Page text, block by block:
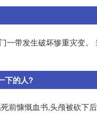
一带发生破坏惨重灾变
下的人?
前慷慨血书,头颅被砍下